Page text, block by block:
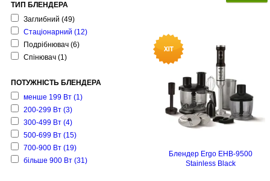
ТИП БЛЕНДЕРА
Заглибний (49)
Стаціонарний (12)
Подрібнювач (6)
Спінювач (1)
ПОТУЖНІСТЬ БЛЕНДЕРА
менше 199 Вт (1)
200-299 Вт (3)
300-499 Вт (4)
500-699 Вт (15)
700-900 Вт (19)
більше 900 Вт (31)
Блендер Ergo EHB-9500
Stainless Black